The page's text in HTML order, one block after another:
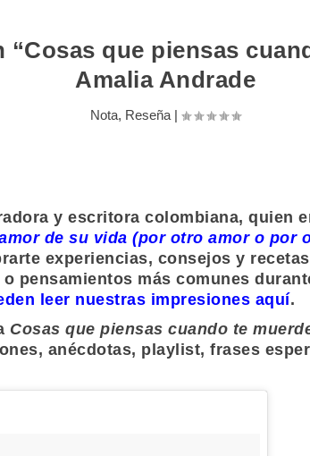
“Cosas que piensas
Amalia Andrade
Nota, Reseña |
y escritora colombiana, quien
de su vida (por otro amor o por
experiencias, consejos y
pensamientos más comunes
leer nuestras impresiones aquí.
Cosas que piensas cuando te
anécdotas, playlist, frases